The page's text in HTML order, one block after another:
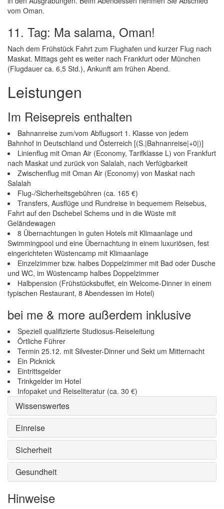
vom Oman.
11. Tag: Ma salama, Oman!
Nach dem Frühstück Fahrt zum Flughafen und kurzer Flug nach
Maskat. Mittags geht es weiter nach Frankfurt oder München
(Flugdauer ca. 6,5 Std.), Ankunft am frühen Abend.
Leistungen
Im Reisepreis enthalten
Bahnanreise zum/vom Abflugsort 1. Klasse von jedem
Bahnhof in Deutschland und Österreich [(S.|Bahnanreise|+0|)]
Linienflug mit Oman Air (Economy, Tarifklasse L) von Frankfurt
nach Maskat und zurück von Salalah, nach Verfügbarkeit
Zwischenflug mit Oman Air (Economy) von Maskat nach
Salalah
Flug-/Sicherheitsgebühren (ca. 165 €)
Transfers, Ausflüge und Rundreise in bequemem Reisebus,
Fahrt auf den Dschebel Schems und in die Wüste mit
Geländewagen
8 Übernachtungen in guten Hotels mit Klimaanlage und
Swimmingpool und eine Übernachtung in einem luxuriösen, fest
eingerichteten Wüstencamp mit Klimaanlage
Einzelzimmer bzw. halbes Doppelzimmer mit Bad oder Dusche
und WC, im Wüstencamp halbes Doppelzimmer
Halbpension (Frühstücksbuffet, ein Welcome-Dinner in einem
typischen Restaurant, 8 Abendessen im Hotel)
bei me & more außerdem inklusive
Speziell qualifizierte Studiosus-Reiseleitung
Örtliche Führer
Termin 25.12. mit Silvester-Dinner und Sekt um Mitternacht
Ein Picknick
Eintrittsgelder
Trinkgelder im Hotel
Infopaket und Reiseliteratur (ca. 30 €)
Wissenswertes
Einreise
Sicherheit
Gesundheit
Hinweise